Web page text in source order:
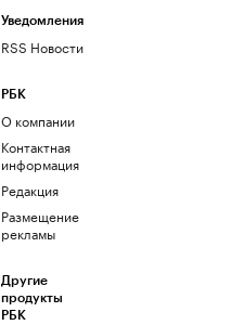
Уведомления
RSS Новости
РБК
О компании
Контактная
информация
Редакция
Размещение
рекламы
Другие
продукты
РБК